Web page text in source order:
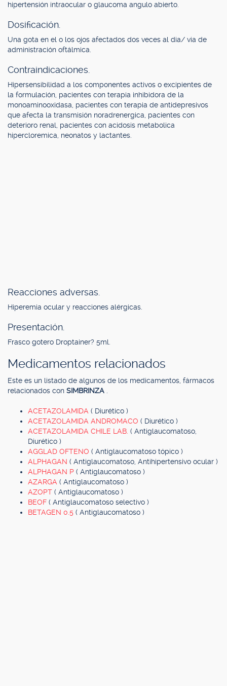
hipertensión intraocular o glaucoma angulo abierto.
Dosificación.
Una gota en el o los ojos afectados dos veces al dia/ via de
administración oftálmica.
Contraindicaciones.
Hipersensibilidad a los componentes activos o excipientes de
la formulación, pacientes con terapia inhibidora de la
monoaminooxidasa, pacientes con terapia de antidepresivos
que afecta la transmisión noradrenergica, pacientes con
deterioro renal, pacientes con acidosis metabolica
hipercloremica, neonatos y lactantes.
Reacciones adversas.
Hiperemia ocular y reacciones alérgicas.
Presentación.
Frasco gotero Droptainer? 5ml.
Medicamentos relacionados
Este es un listado de algunos de los medicamentos, fármacos
relacionados con SIMBRINZA
ACETAZOLAMIDA ( Diurético )
ACETAZOLAMIDA ANDROMACO ( Diurético )
ACETAZOLAMIDA CHILE LAB. ( Antiglaucomatoso,
Diurético )
AGGLAD OFTENO ( Antiglaucomatoso tópico )
ALPHAGAN ( Antiglaucomatoso, Antihipertensivo ocular )
ALPHAGAN P ( Antiglaucomatoso )
AZARGA ( Antiglaucomatoso )
AZOPT ( Antiglaucomatoso )
BEOF ( Antiglaucomatoso selectivo )
BETAGEN 0.5 ( Antiglaucomatoso )